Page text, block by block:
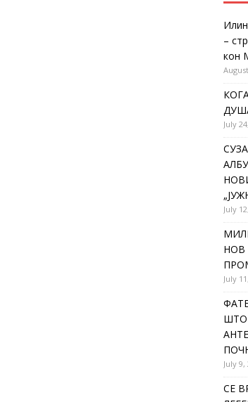
–
кон
July
July
НОВ
July
ШТО
July 9,
СЕ